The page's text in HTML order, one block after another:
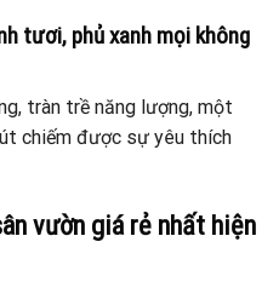
tươi, phủ xanh mọi không
tràn trề năng lượng, một
chiếm được sự yêu thích
vườn giá rẻ nhất hiện